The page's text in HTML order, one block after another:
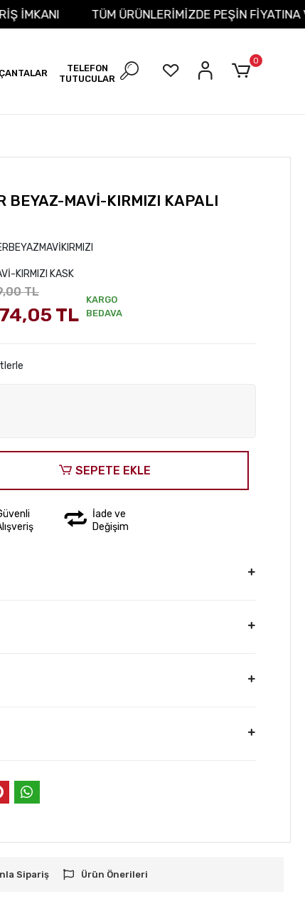
İMKANI TÜM ÜRÜNLERİMİZDE PEŞİN
ÇANTALAR
TELEFON
TUTUCULAR
0
BEYAZ-MAVİ-KIRMIZI KAPALI
KIRMIZI KASK
TL
TL
KARGO
BEDAVA
SEPETE EKLE
İade ve
Değişim
Sipariş Ürün Önerileri